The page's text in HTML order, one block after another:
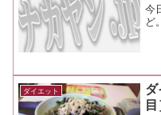
今
ど。
ダイエット
目